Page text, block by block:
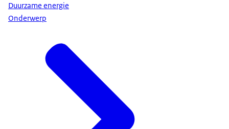
Duurzame energie
Onderwerp